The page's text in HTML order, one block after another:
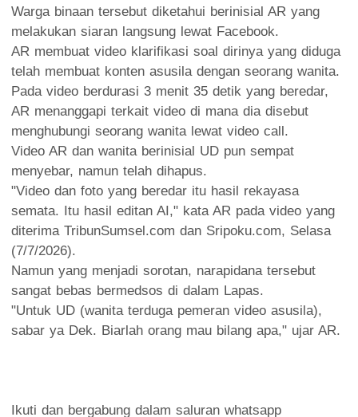
Warga binaan tersebut diketahui berinisial AR yang
melakukan siaran langsung lewat Facebook.
AR membuat video klarifikasi soal dirinya yang diduga
telah membuat konten asusila dengan seorang wanita.
Pada video berdurasi 3 menit 35 detik yang beredar,
AR menanggapi terkait video di mana dia disebut
menghubungi seorang wanita lewat video call.
Video AR dan wanita berinisial UD pun sempat
menyebar, namun telah dihapus.
"Video dan foto yang beredar itu hasil rekayasa
semata. Itu hasil editan AI," kata AR pada video yang
diterima TribunSumsel.com dan Sripoku.com, Selasa
(7/7/2026).
Namun yang menjadi sorotan, narapidana tersebut
sangat bebas bermedsos di dalam Lapas.
"Untuk UD (wanita terduga pemeran video asusila),
sabar ya Dek. Biarlah orang mau bilang apa," ujar AR.
Ikuti dan bergabung dalam saluran whatsapp